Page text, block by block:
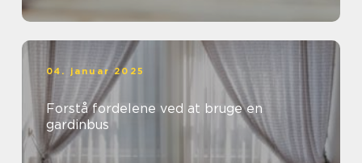
04. januar 2025
Forstå fordelene ved at bruge en
gardinbus